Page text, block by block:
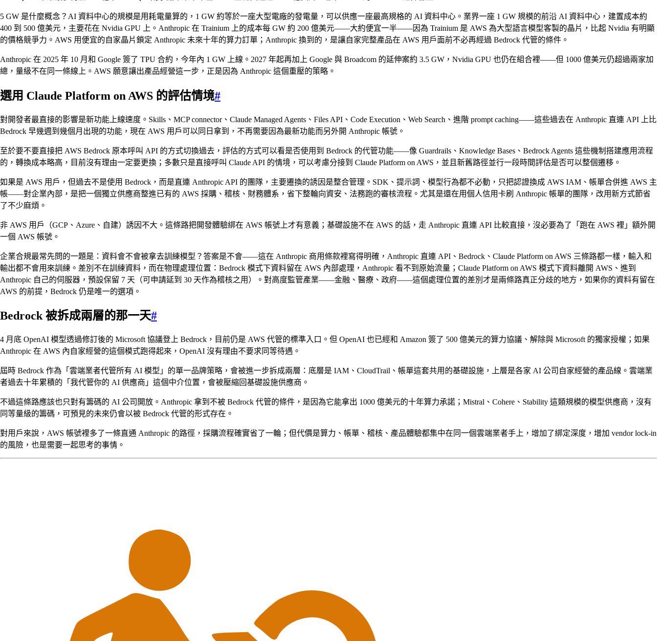
5 GW 是什麼概念？AI 資料中心的規模是用耗電量算的，1 GW 約等於一座大型電廠的發電量，可以供應一座最高規格的 AI 資料中心。業界一座 1 GW 規模的前沿 AI 資料中心，建置成本約
400 到 500 億美元，主要花在 Nvidia GPU 上。Anthropic 在 Trainium 上的成本每 GW 約 200 億美元——大約便宜一半——因為 Trainium 是 AWS 為大型語言模型客製的晶片，比起 Nvidia 有明顯
的價格競爭力。AWS 用便宜的自家晶片鎖定 Anthropic 未來十年的算力訂單；Anthropic 換到的，是讓自家完整產品在 AWS 用戶面前不必再經過 Bedrock 代管的條件。
Anthropic 在 2025 年 10 月和 Google 簽了 TPU 合約，今年內 1 GW 上線。2027 年起再加上 Google 與 Broadcom 的延伸案約 3.5 GW，Nvidia GPU 也仍在組合裡——但 1000 億美元仍超過兩家加
總，量級不在同一條線上。AWS 願意讓出產品經營這一步，正是因為 Anthropic 這個重壓的策略。
選用 Claude Platform on AWS 的評估情境#
對開發者最直接的影響是新功能上線速度。Skills、MCP connector、Claude Managed Agents、Files API、Code Execution、Web Search、進階 prompt caching——這些過去在 Anthropic 直連 API 上比
Bedrock 早幾週到幾個月出現的功能，現在 AWS 用戶可以同日拿到，不再需要因為最新功能而另外開 Anthropic 帳號。
至於要不要直接把 AWS Bedrock 原本呼叫 API 的方式切換過去，評估的方式可以看是否使用到 Bedrock 的代管功能——像 Guardrails、Knowledge Bases、Bedrock Agents 這些機制搭建應用流程
的，轉換成本略高，目前沒有理由一定要更換；多數只是直接呼叫 Claude API 的情境，可以考慮分接到 Claude Platform on AWS，並且新舊路徑並行一段時間評估是否可以整個遷移。
如果是 AWS 用戶，但過去不是使用 Bedrock，而是直連 Anthropic API 的團隊，主要遷換的誘因是整合管理。SDK、提示詞、模型行為都不必動，只把認證換成 AWS IAM、帳單合併進 AWS 主
帳——對企業內部，是把一個獨立供應商整進已有的 AWS 採購、稽核、財務體系，省下整輪向資安、法務跑的審核流程。尤其是還在用個人信用卡刷 Anthropic 帳單的團隊，改用新方式節省
了不少麻煩。
非 AWS 用戶（GCP、Azure、自建）誘因不大。這條路把開發體驗綁在 AWS 帳號上才有意義；基礎設施不在 AWS 的話，走 Anthropic 直連 API 比較直接，沒必要為了「跑在 AWS 裡」額外開
一個 AWS 帳號。
企業合規最常先問的一題是：資料會不會被拿去訓練模型？答案是不會——這在 Anthropic 商用條款裡寫得明確，Anthropic 直連 API、Bedrock、Claude Platform on AWS 三條路都一樣，輸入和
輸出都不會用來訓練。差別不在訓練資料，而在物理處理位置：Bedrock 模式下資料留在 AWS 內部處理，Anthropic 看不到原始流量；Claude Platform on AWS 模式下資料離開 AWS、進到
Anthropic 自己的伺服器，預設保留 7 天（可申請延到 30 天作為稽核之用）。對高度監管產業——金融、醫療、政府——這個處理位置的差別才是兩條路真正分歧的地方，如果你的資料有留在
AWS 的前提，Bedrock 仍是唯一的選項。
Bedrock 被拆成兩層的那一天#
4 月底 OpenAI 模型透過修訂後的 Microsoft 協議登上 Bedrock，目前仍是 AWS 代管的標準入口。但 OpenAI 也已經和 Amazon 簽了 500 億美元的算力協議、解除與 Microsoft 的獨家授權；如果
Anthropic 在 AWS 內自家經營的這個模式跑得起來，OpenAI 沒有理由不要求同等待遇。
屆時 Bedrock 作為「雲端業者代管所有 AI 模型」的單一品牌策略，會被進一步拆成兩層：底層是 IAM、CloudTrail、帳單這套共用的基礎設施，上層是各家 AI 公司自家經營的產品線。雲端業
者過去十年累積的「我代管你的 AI 供應商」這個中介位置，會被壓縮回基礎設施供應商。
不過這條路應該也只對有籌碼的 AI 公司開放。Anthropic 拿到不被 Bedrock 代管的條件，是因為它能拿出 1000 億美元的十年算力承諾；Mistral、Cohere、Stability 這類規模的模型供應商，沒有
同等量級的籌碼，可預見的未來仍會以被 Bedrock 代管的形式存在。
對用戶來說，AWS 帳號裡多了一條直通 Anthropic 的路徑，採購流程確實省了一輪；但代價是算力、帳單、稽核、產品體驗都集中在同一個雲端業者手上，增加了綁定深度，增加 vendor lock-in
的風險，也是需要一起思考的事情。